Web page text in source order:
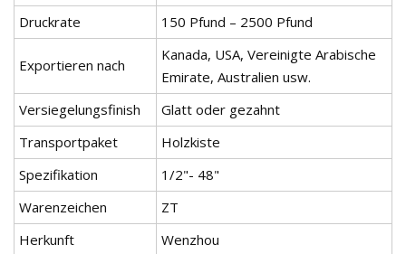
Druckrate
150 Pfund – 2500 Pfund
Exportieren nach
Kanada, USA, Vereinigte Arabische
Emirate, Australien usw.
Versiegelungsfinish
Glatt oder gezahnt
Transportpaket
Holzkiste
Spezifikation
1/2"- 48"
Warenzeichen
ZT
Herkunft
Wenzhou